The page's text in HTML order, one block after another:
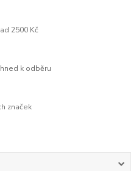
2500 Kč
k odběru
značek